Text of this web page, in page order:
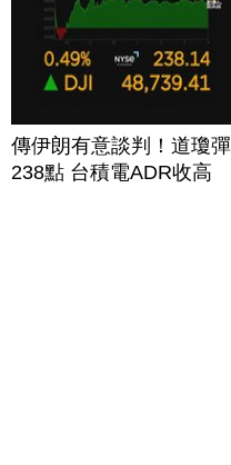
傳伊朗有意談判！道瓊彈
238點 台積電ADR收高